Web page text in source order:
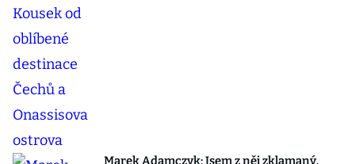
Marek Adamczyk: Jsem z něj zklamaný.